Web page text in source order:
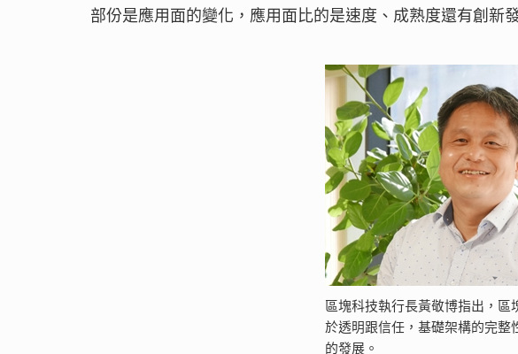
部份是應用面的變化，應用面比的是速度、成熟度還有創新
區塊科技執行長黃敬博指出，區
於透明跟信任，基礎架構的完整
的發展。